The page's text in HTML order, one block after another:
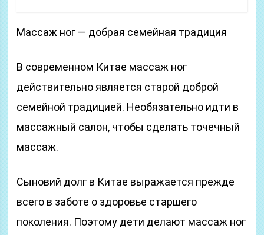
Массаж ног — добрая семейная традиция
В современном Китае массаж ног
действительно является старой доброй
семейной традицией. Необязательно идти в
массажный салон, чтобы сделать точечный
массаж.
Сыновий долг в Китае выражается прежде
всего в заботе о здоровье старшего
поколения. Поэтому дети делают массаж ног